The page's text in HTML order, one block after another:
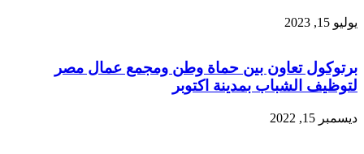
يوليو 15, 2023
برتوكول تعاون بين حماة وطن ومجمع عمال مصر
لتوظيف الشباب بمدينة اكتوبر
ديسمبر 15, 2022